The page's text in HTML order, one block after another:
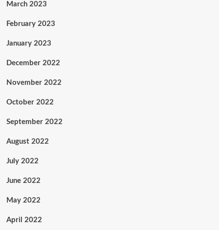
March 2023
February 2023
January 2023
December 2022
November 2022
October 2022
September 2022
August 2022
July 2022
June 2022
May 2022
April 2022